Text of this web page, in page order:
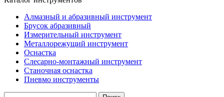
Алмазный и абразивный инструмент
Брусок абразивный
Измерительный инструмент
Металлорежущий инструмент
Оснастка
Слесарно-монтажный инструмент
Станочная оснастка
Пневмо инструменты